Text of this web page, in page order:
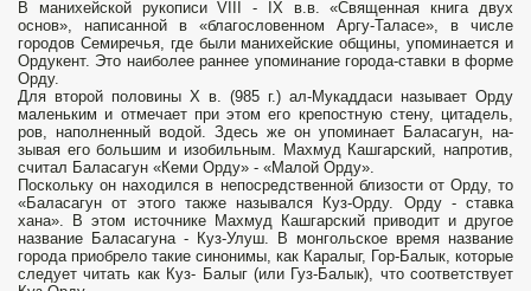
В манихейской рукописи VIII - IX в.в. «Священная книга двух
основ», написанной в «благословенном Аргу-Таласе», в числе
городов Семиречья, где были манихейские общины, упоминается и
Ордукент. Это наиболее раннее упоминание города-ставки в форме
Орду.
Для второй половины X в. (985 г.) ал-Мукаддаси называет Орду
маленьким и от­мечает при этом его крепостную стену, цитадель,
ров, наполненный водой. Здесь же он упоминает Баласагун, на­
зывая его большим и изобильным. Махмуд Кашгарский, напротив,
считал Баласагун «Кеми Орду» - «Малой Орду».
Поскольку он находился в непосредственной близости от Орду, то
«Баласагун от этого также назывался Куз-Орду. Орду - ставка
хана». В этом источнике Махмуд Кашгарский приводит и другое
название Баласагуна - Куз-Улуш. В монгольское время название
города приобрело такие синонимы, как Каралыг, Гор-Балык, которые
следует читать как Куз- Балыг (или Гуз-Балык), что соответствует